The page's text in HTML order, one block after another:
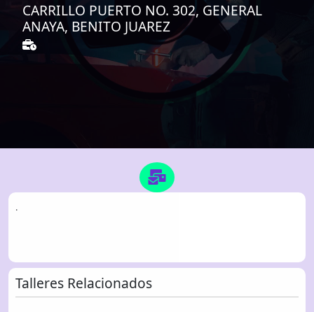
CARRILLO PUERTO NO. 302, GENERAL
ANAYA, BENITO JUAREZ
.
Talleres Relacionados